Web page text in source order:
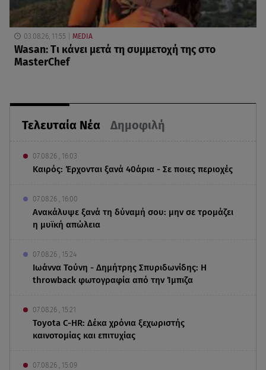
Τελευταία Νέα Δημοφιλή
07.08.26 , 16:03
Καιρός: Έρχονται ξανά 40άρια - Σε ποιες περιοχές
07.08.26 , 16:00
Ανακάλυψε ξανά τη δύναμή σου: μην σε τρομάζει
η μυϊκή απώλεια
07.08.26 , 15:24
Ιωάννα Τούνη - Δημήτρης Σπυριδωνίδης: Η
throwback φωτογραφία από την Ίμπιζα
07.08.26 , 15:21
Toyota C-HR: Δέκα χρόνια ξεχωριστής
καινοτομίας και επιτυχίας
07.08.26 , 15:09
03.08.26, 11:55 MEDIA
Wasan: Tι κάνει μετά τη συμμετοχή της στο
MasterChef